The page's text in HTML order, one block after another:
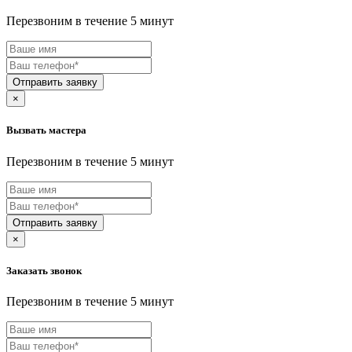
Armed
ARNICA
ATAKI
ATESY
Atlant
AVQ
AXIOMA
BAJAJ
Перезвоним в течение 5 минут
Отправить заявку
×
Вызвать мастера
Перезвоним в течение 5 минут
Отправить заявку
×
Заказать звонок
Перезвоним в течение 5 минут